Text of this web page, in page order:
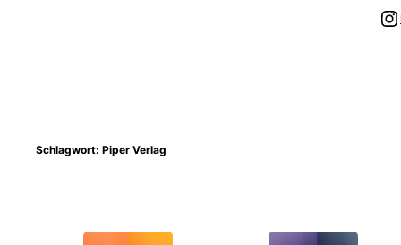
Schlagwort: Piper Verlag